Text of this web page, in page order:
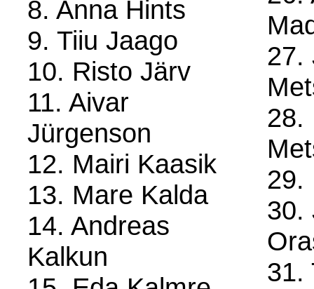
8. Anna Hints
9. Tiiu Jaago
10. Risto Järv
11. Aivar
Jürgenson
12. Mairi Kaasik
13. Mare Kalda
14. Andreas
Kalkun
27.
28.
29.
30.
31.